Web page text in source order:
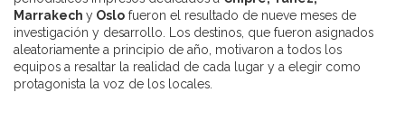
Marrakech y Oslo fueron el resultado de nueve meses de
investigación y desarrollo. Los destinos, que fueron asignados
aleatoriamente a principio de año, motivaron a todos los
equipos a resaltar la realidad de cada lugar y a elegir como
protagonista la voz de los locales.